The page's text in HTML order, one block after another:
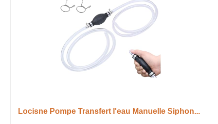
Locisne Pompe Transfert l'eau Manuelle Siphon...